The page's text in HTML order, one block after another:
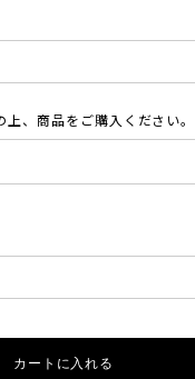
、商品をご購入ください。
カートに入れる